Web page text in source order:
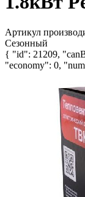
Артикул
Сезонный
{ "id": 21209,
"economy": 0,